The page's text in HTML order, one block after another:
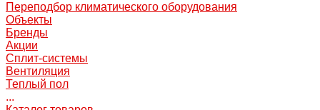
Переподбор климатического оборудования
Объекты
Бренды
Акции
Сплит-системы
Вентиляция
Теплый пол
...